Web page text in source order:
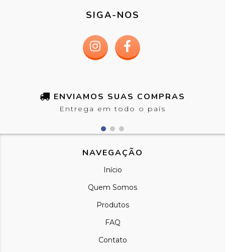
SIGA-NOS
ENVIAMOS SUAS COMPRAS
Entrega em todo o país
NAVEGAÇÃO
Início
Quem Somos
Produtos
FAQ
Contato